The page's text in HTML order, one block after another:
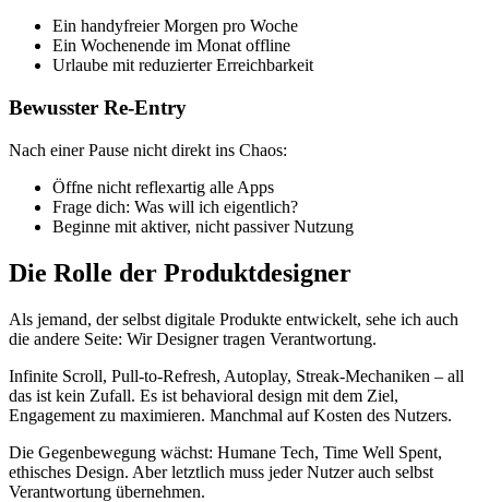
Ein handyfreier Morgen pro Woche
Ein Wochenende im Monat offline
Urlaube mit reduzierter Erreichbarkeit
Bewusster Re-Entry
Nach einer Pause nicht direkt ins Chaos:
Öffne nicht reflexartig alle Apps
Frage dich: Was will ich eigentlich?
Beginne mit aktiver, nicht passiver Nutzung
Die Rolle der Produktdesigner
Als jemand, der selbst digitale Produkte entwickelt, sehe ich auch
die andere Seite: Wir Designer tragen Verantwortung.
Infinite Scroll, Pull-to-Refresh, Autoplay, Streak-Mechaniken – all
das ist kein Zufall. Es ist behavioral design mit dem Ziel,
Engagement zu maximieren. Manchmal auf Kosten des Nutzers.
Die Gegenbewegung wächst: Humane Tech, Time Well Spent,
ethisches Design. Aber letztlich muss jeder Nutzer auch selbst
Verantwortung übernehmen.